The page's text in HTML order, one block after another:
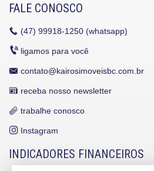
FALE CONOSCO
(47) 99918-1250 (whatsapp)
ligamos para você
contato@kairosimoveisbc.com.br
receba nosso newsletter
trabalhe conosco
Instagram
INDICADORES FINANCEIROS